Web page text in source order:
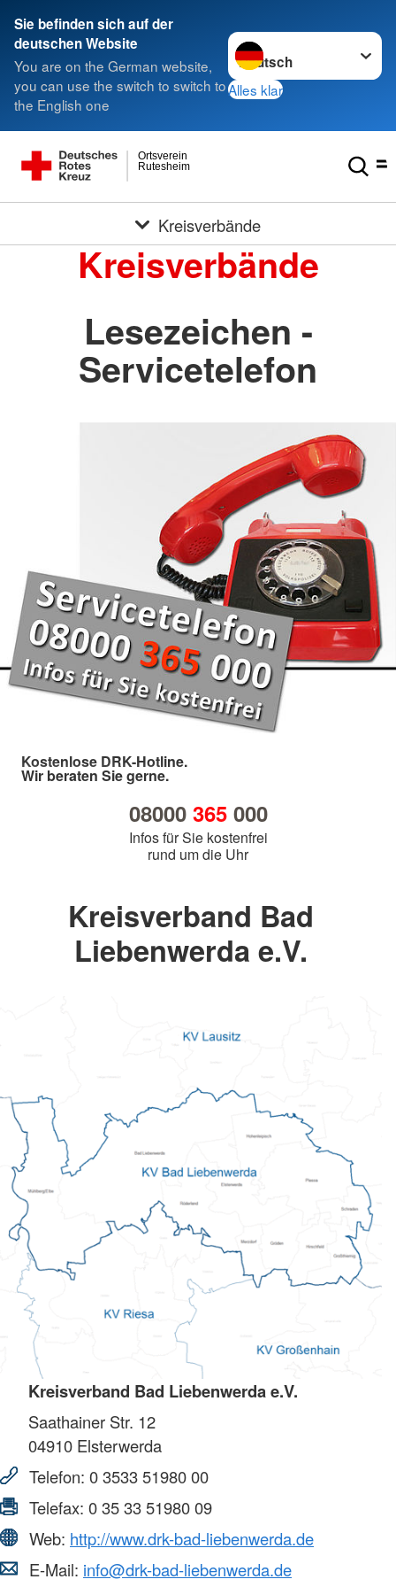
Sie befinden sich auf der
deutschen Website
You are on the German website,
you can use the switch to switch to
the English one
Sprache wechseln zu
Alles klar
Rutesheim
Ortsverein
Kreisverbände
Kreisverbände
Lesezeichen -
Servicetelefon
Kostenlose DRK-Hotline.
Wir beraten Sie gerne.
08000 365000
Infos für Sie kostenfrei
rund um die Uhr
Kreisverband Bad
Liebenwerda e.V.
Kreisverband Bad Liebenwerda e.V.
Saathainer Str. 12
04910 Elsterwerda
Telefon: 0 3533 51980 00
Telefax: 0 35 33 51980 09
Web: http://www.drk-bad-liebenwerda.de
E-Mail: info@drk-bad-liebenwerda.de